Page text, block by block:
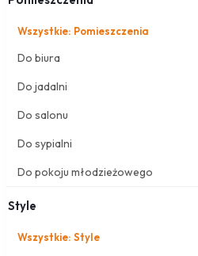
Wszystkie: Pomieszczenia
Do biura
Do jadalni
Do salonu
Do sypialni
Do pokoju młodzieżowego
Style
Wszystkie: Style